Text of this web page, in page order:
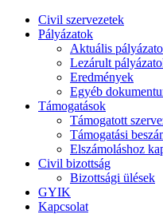
Civil szervezetek
Pályázatok
Aktuális
Lezárult
Eredmények
Egyéb
Támogatások
Támogatott
Támogatási
Elszámoláshoz
Civil bizottság
Bizottsági ülések
GYIK
Kapcsolat